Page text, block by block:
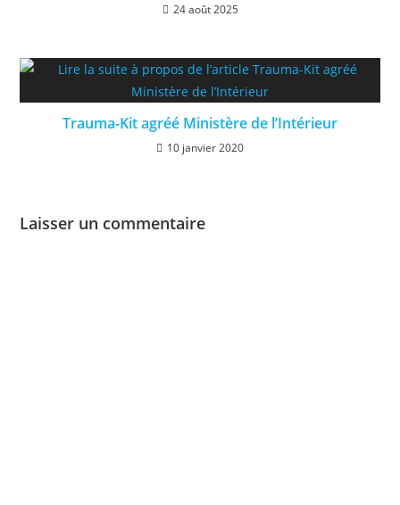
24 août 2025
Trauma-Kit agréé Ministère de l’Intérieur
10 janvier 2020
Laisser un commentaire